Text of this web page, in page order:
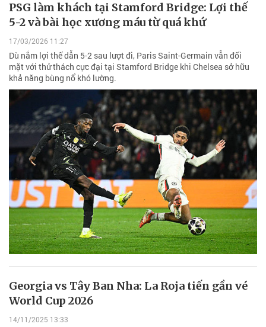
PSG làm khách tại Stamford Bridge: Lợi thế
5-2 và bài học xương máu từ quá khứ
17/03/2026 11:27
Dù nắm lợi thế dẫn 5-2 sau lượt đi, Paris Saint-Germain vẫn đối
mặt với thử thách cực đại tại Stamford Bridge khi Chelsea sở hữu
khả năng bùng nổ khó lường.
Georgia vs Tây Ban Nha: La Roja tiến gần vé
World Cup 2026
14/11/2025 13:33